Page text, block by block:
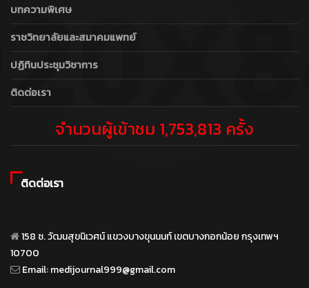
บทความพิเศษ
ราชวิทยาลัยและสมาคมแพทย์
ปฏิทินประชุมวิชาการ
ติดต่อเรา
จำนวนผู้เข้าชม 1,753,813 ครั้ง
ติดต่อเรา
158 ซ. วัฒนสุขนิเวศน์ แขวงบางขุนนนท์ เขตบางกอกน้อย กรุงเทพฯ
10700
Email:medijournal999@gmail.com